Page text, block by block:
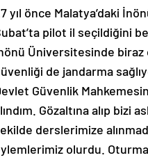
yıl önce Malatya’daki
pilot il seçildiğini
Üniversitesinde biraz
de jandarma
Güvenlik
Gözaltına alıp
derslerimize
olurdu.